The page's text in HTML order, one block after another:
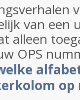
van een
alleen
OPS
op